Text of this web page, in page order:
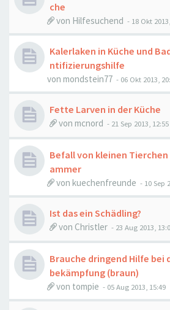
che
von Hilfesuchend - 18 Okt
Kalerlaken in Küche und
ntifizierungshilfe
von mondstein77 - 06 Okt 2013,
Fette Larven in der Küche
von mcnord - 21 Sep 2013, 12:55
Befall von kleinen
ammer
von kuechenfreunde - 10 Sep
Ist das ein Schädling?
von Christler - 23 Aug 2013,
Brauche dringend Hilfe bei
bekämpfung (braun)
von tompie - 05 Aug 2013, 15:49